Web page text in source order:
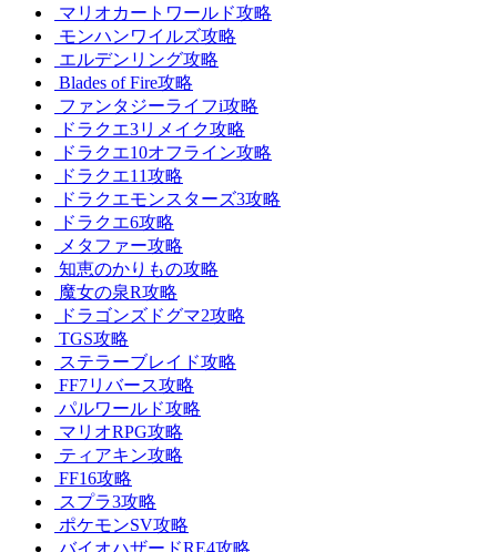
マリオカートワールド攻略
モンハンワイルズ攻略
エルデンリング攻略
Blades of Fire攻略
ファンタジーライフi攻略
ドラクエ3リメイク攻略
ドラクエ10オフライン攻略
ドラクエ11攻略
ドラクエモンスターズ3攻略
ドラクエ6攻略
メタファー攻略
知恵のかりもの攻略
魔女の泉R攻略
ドラゴンズドグマ2攻略
TGS攻略
ステラーブレイド攻略
FF7リバース攻略
パルワールド攻略
マリオRPG攻略
ティアキン攻略
FF16攻略
スプラ3攻略
ポケモンSV攻略
バイオハザードRE4攻略